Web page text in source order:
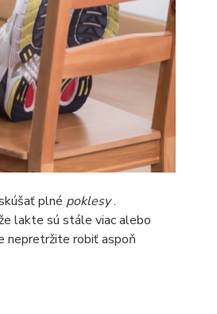
plné poklesy.
lakte sú stále viac alebo
nepretržite robiť aspoň